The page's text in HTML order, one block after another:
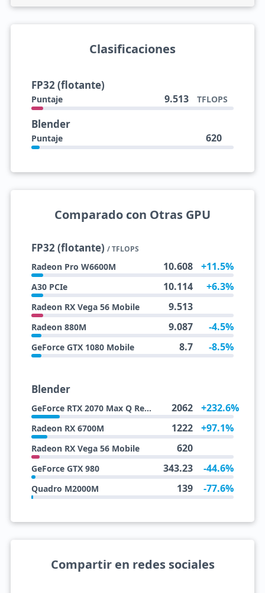
Clasificaciones
FP32 (flotante)
Puntaje 9.513 TFLOPS
Blender
Puntaje 620
Comparado con Otras GPU
FP32 (flotante) / TFLOPS
Radeon Pro W6600M 10.608 +11.5%
A30 PCIe 10.114 +6.3%
Radeon RX Vega 56 Mobile 9.513
Radeon 880M 9.087 -4.5%
GeForce GTX 1080 Mobile 8.7 -8.5%
Blender
GeForce RTX 2070 Max Q Refresh 2062 +232.6%
Radeon RX 6700M 1222 +97.1%
Radeon RX Vega 56 Mobile 620
GeForce GTX 980 343.23 -44.6%
Quadro M2000M 139 -77.6%
Compartir en redes sociales